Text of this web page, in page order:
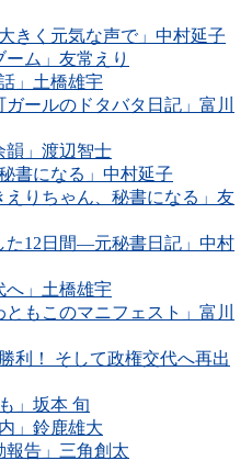
きく元気な声で」中村延子
ーム」友常えり
」土橋雄宇
ールのドタバタ日記」富川
韻」渡辺智士
書になる」中村延子
えりちゃん、秘書になる」友
た12日間―元秘書日記」中村
へ」土橋雄宇
もこのマニフェスト」富川
利！ そして政権交代へ再出
」坂本 旬
」鈴鹿雄大
報告」三角創太